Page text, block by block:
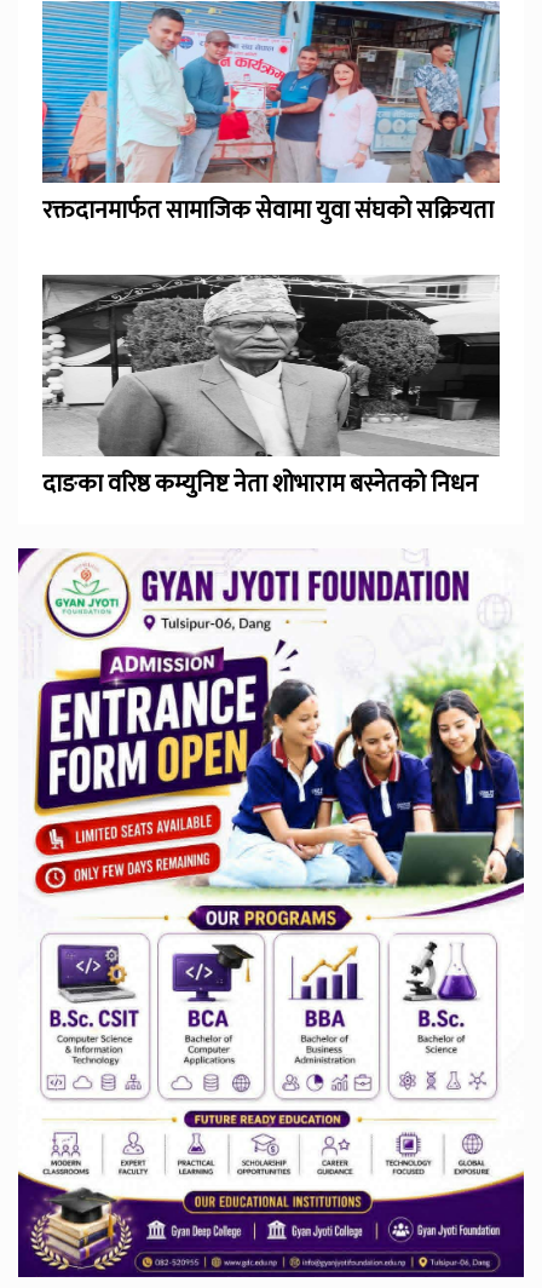
रक्तदानमार्फत सामाजिक सेवामा युवा संघको सक्रियता
दाङका वरिष्ठ कम्युनिष्ट नेता शोभाराम बस्नेतको निधन